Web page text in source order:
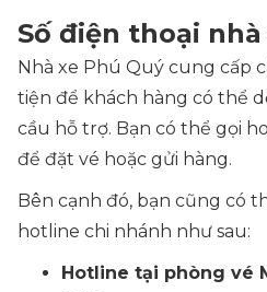
Số điện thoại
Nhà xe Phú Quý cung cấp
tiện để khách hàng có thể
cầu hỗ trợ. Bạn có thể gọi
để đặt vé hoặc gửi hàng.
Bên cạnh đó, bạn cũng có
hotline chi nhánh như sau:
Hotline tại phòng vé